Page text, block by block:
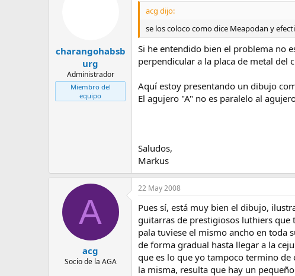
charangohabsb
urg
Administrador
Miembro del
equipo
acg dijo:
se los coloco como dice Meapodan y
Si he entendido bien el problema no
perpendicular a la placa de metal del
Aquí estoy presentando un dibujo
El agujero "A" no es paralelo al
Saludos,
Markus
A
acg
Socio de la AGA
22 May 2008
Pues sí, está muy bien el dibujo,
guitarras de prestigiosos luthiers que
pala tuviese el mismo ancho en toda
de forma gradual hasta llegar a la
que es lo que yo tampoco termino de
la misma, resulta que hay un